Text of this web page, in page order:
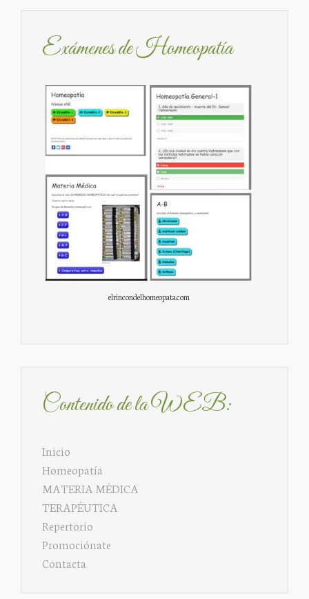
Exámenes de Homeopatía
elrincondelhomeopata.com
Contenido de la WEB:
Inicio
Homeopatía
MATERIA MÉDICA
TERAPÉUTICA
Repertorio
Promociónate
Contacta